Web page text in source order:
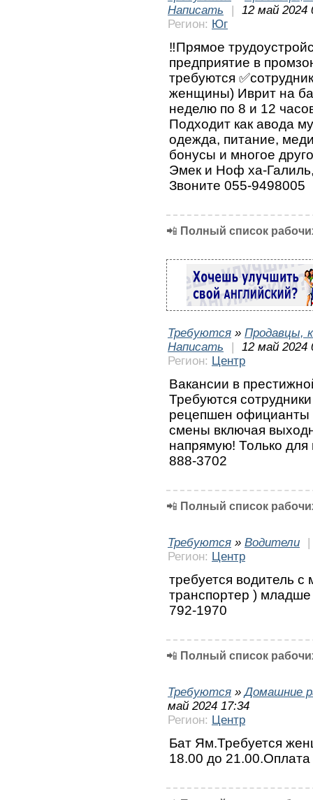
Написать
|
12 май 2024
Регион: Юг
‼️Прямое
предприятие в
требуются
женщины) Иврит на
неделю по 8 и 12
Подходит как авода
одежда, питание,
бонусы и многое
Эмек и Ноф ха-
Звоните 055-9498005
📲 Полный список
Требуются » Продавцы,
Написать
|
12 май 2024
Регион: Центр
Вакансии в
Требуются
рецепшен официанты
смены включая
напрямую! Только
888-3702
📲 Полный список
Требуются » Водители
|
Регион: Центр
требуется водитель
транспортер )
792-1970
📲 Полный список
Требуются »Домашние
май 2024 17:34
Регион: Центр
Бат Ям.Требуется
18.00 до